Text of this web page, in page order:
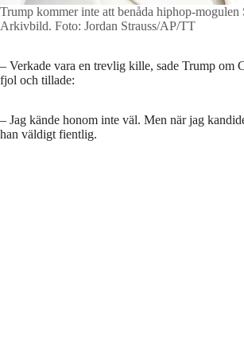
Trump kommer inte att benåda hiphop-
Arkivbild. Foto: Jordan Strauss/AP/TT
– Verkade vara en trevlig kille, sade Trump om
fjol och tillade:
– Jag kände honom inte väl. Men när jag
han väldigt fientlig.